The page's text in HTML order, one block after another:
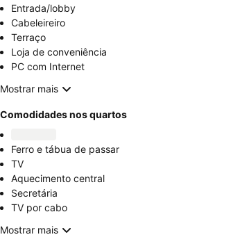
Entrada/lobby
Cabeleireiro
Terraço
Loja de conveniência
PC com Internet
Mostrar mais
Comodidades nos quartos
Ferro e tábua de passar
TV
Aquecimento central
Secretária
TV por cabo
Mostrar mais